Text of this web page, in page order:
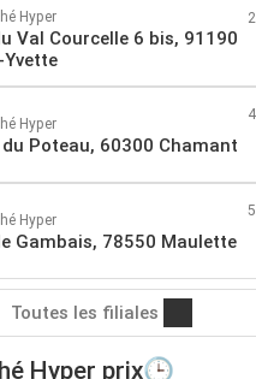
Hyper
Val Courcelle 6 bis, 91190
Hyper
du Poteau, 60300 Chamant
Hyper
Gambais, 78550 Maulette
Toutes les filiales
Hyper prix🕒